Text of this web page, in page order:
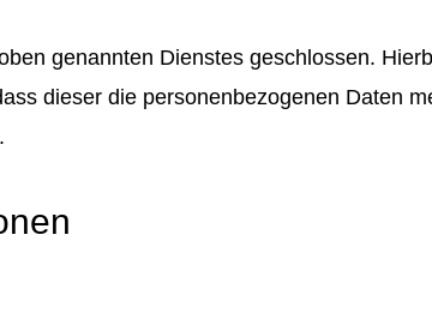
genannten Dienstes geschlossen.
dieser die personenbezogenen Daten